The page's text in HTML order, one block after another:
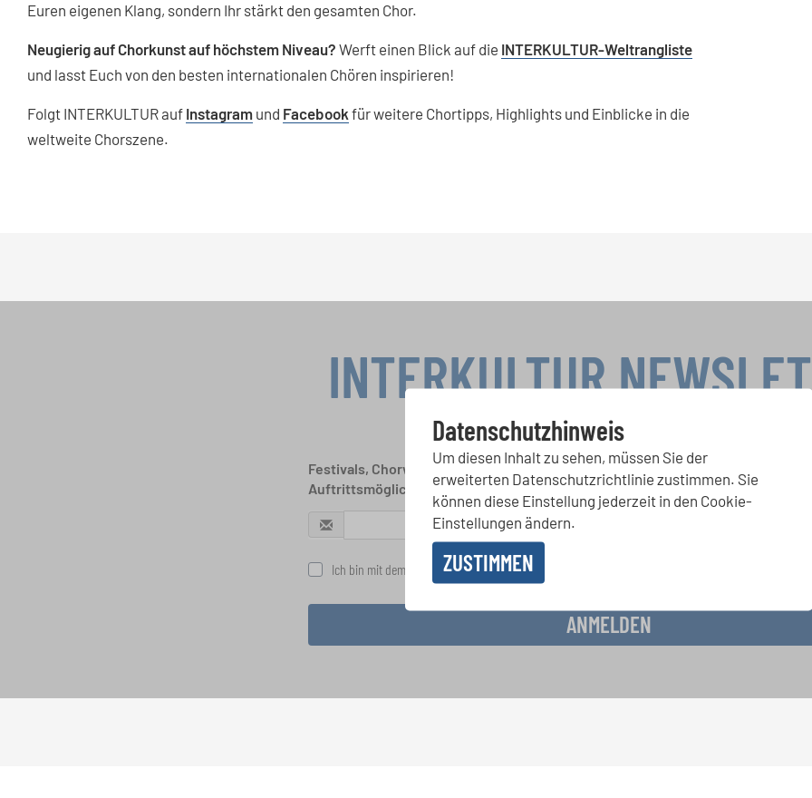
Euren eigenen Klang, sondern Ihr stärkt den gesamten Chor.
Neugierig auf Chorkunst auf höchstem Niveau? Werft einen Blick auf die INTERKULTUR-Weltrangliste
und lasst Euch von den besten internationalen Chören inspirieren!
Folgt INTERKULTUR auf Instagram und Facebook für weitere Chortipps, Highlights und Einblicke in die
weltweite Chorszene.
Datenschutzhinweis
Um diesen Inhalt zu sehen, müssen Sie der
erweiterten Datenschutzrichtlinie zustimmen. Sie
können diese Einstellung jederzeit in den Cookie-
Einstellungen ändern.
ZUSTIMMEN
INTERKULTUR
Festivals, Chorwettbewerbe, Mitsingprojekte: Besondere
Auftrittsmöglichkeiten bekommen Sie im kostenlosen INTERKULTUR-
Ich bin mit dem Erhalt des Newsletters einverstanden und akzeptiere die
ANMELDEN